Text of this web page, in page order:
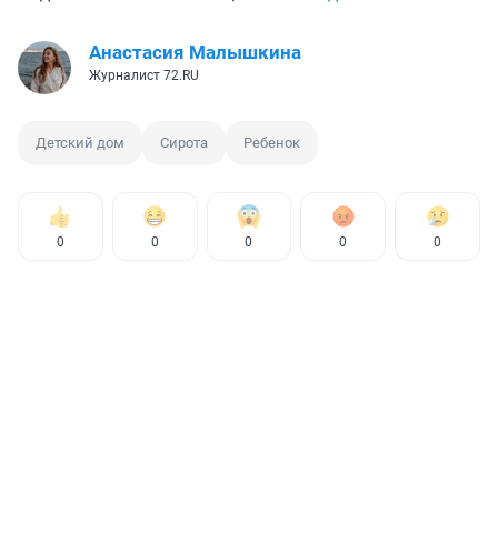
Анастасия Малышкина
Журналист 72.RU
Детский дом Сирота Ребенок
0 0 0 0 0